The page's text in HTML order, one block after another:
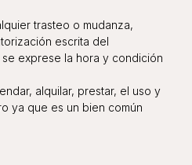
trasteo o mudanza,
escrita del
exprese la hora y condición
alquilar, prestar, el uso y
ya que es un bien común